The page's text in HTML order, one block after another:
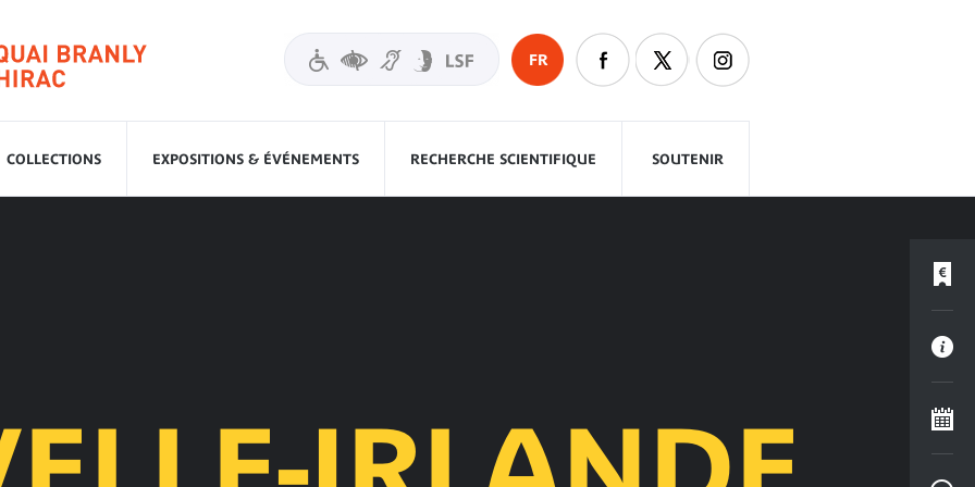
FR
COLLECTIONS EXPOSITIONS & ÉVÉNEMENTS RECHERCHE SCIENTIFIQUE SOUTENIR